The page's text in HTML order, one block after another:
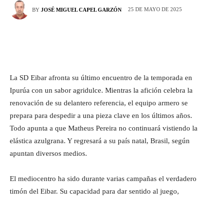
BY JOSÉ MIGUEL CAPEL GARZÓN 25 DE MAYO DE 2025
La SD Eibar afronta su último encuentro de la temporada en
Ipurúa con un sabor agridulce. Mientras la afición celebra la
renovación de su delantero referencia, el equipo armero se
prepara para despedir a una pieza clave en los últimos años.
Todo apunta a que Matheus Pereira no continuará vistiendo la
elástica azulgrana. Y regresará a su país natal, Brasil, según
apuntan diversos medios.
El mediocentro ha sido durante varias campañas el verdadero
timón del Eibar. Su capacidad para dar sentido al juego,